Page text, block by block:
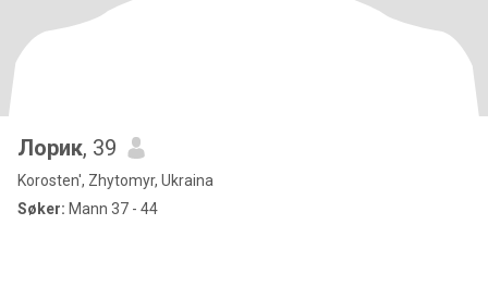
Лорик, 39
Korosten', Zhytomyr, Ukraina
Søker: Mann 37 - 44